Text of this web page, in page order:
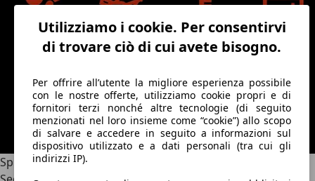
Utilizziamo i cookie. Per consentirvi
di trovare ciò di cui avete bisogno.
Per offrire all’utente la migliore esperienza possibile
con le nostre offerte, utilizziamo cookie propri e di
fornitori terzi nonché altre tecnologie (di seguito
menzionati nel loro insieme come “cookie”) allo scopo
di salvare e accedere in seguito a informazioni sul
dispositivo utilizzato e a dati personali (tra cui gli
indirizzi IP).
Spie luminose cruscotto auto di colore giallo